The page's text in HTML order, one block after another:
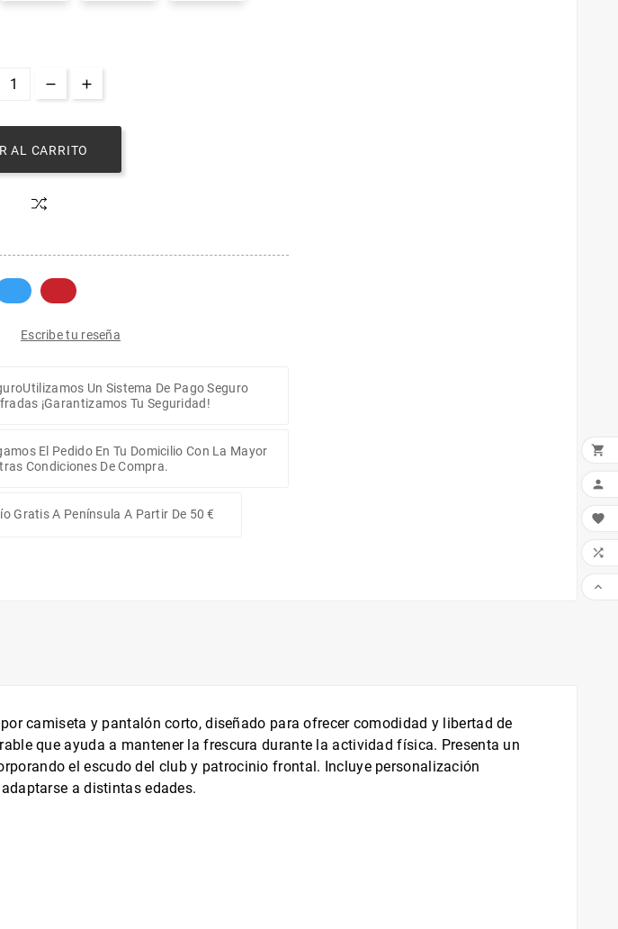
AL CARRITO
Escribe tu reseña
Utilizamos Un Sistema De Pago Seguro
¡Garantizamos Tu Seguridad!
El Pedido En Tu Domicilio Con La Mayor
Condiciones De Compra.
Gratis A Península A Partir De 50 €
camiseta y pantalón corto, diseñado para ofrecer comodidad y libertad de
que ayuda a mantener la frescura durante la actividad física. Presenta un
el escudo del club y patrocinio frontal. Incluye personalización
a distintas edades.




